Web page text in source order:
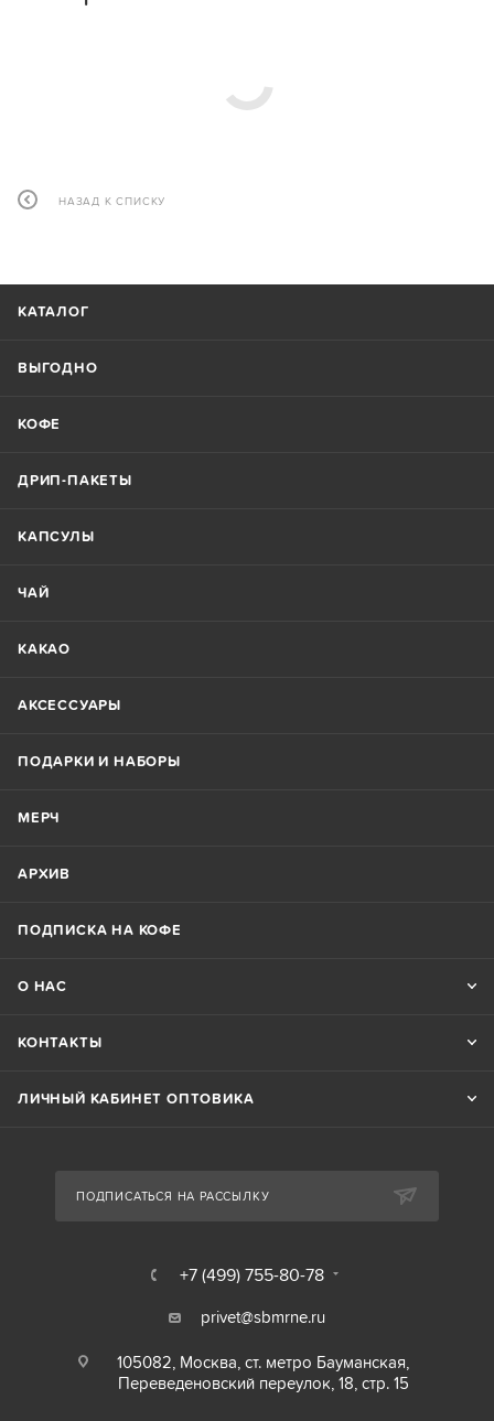
НАЗАД К СПИСКУ
КАТАЛОГ
ВЫГОДНО
КОФЕ
ДРИП-ПАКЕТЫ
КАПСУЛЫ
ЧАЙ
КАКАО
АКСЕССУАРЫ
ПОДАРКИ И НАБОРЫ
МЕРЧ
АРХИВ
ПОДПИСКА НА КОФЕ
О НАС
КОНТАКТЫ
ЛИЧНЫЙ КАБИНЕТ ОПТОВИКА
ПОДПИСАТЬСЯ НА РАССЫЛКУ
+7 (499) 755-80-78
privet@sbmrne.ru
105082, Москва, ст. метро Бауманская,
Переведеновский переулок, 18, стр. 15